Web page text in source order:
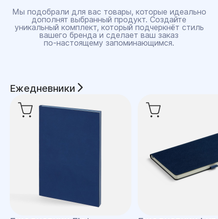
Мы подобрали для вас товары, которые идеально
дополнят выбранный продукт. Создайте
уникальный комплект, который подчеркнёт стиль
вашего бренда и сделает ваш заказ
по‑настоящему запоминающимся.
Ежедневники